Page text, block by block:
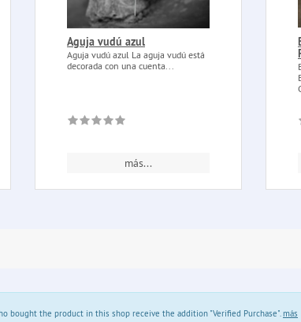
Aguja vudú azul
Aguja vudú azul La aguja vudú está
decorada con una cuenta...
más...
bought the product in this shop receive the addition "Verified Purchase".más